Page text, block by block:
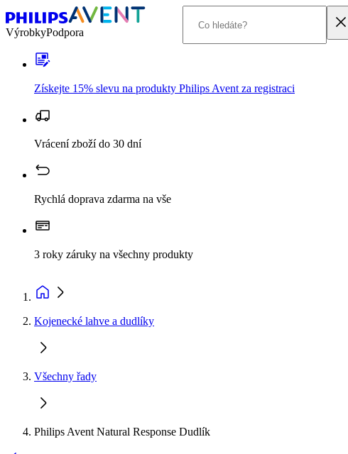
VýrobkyPodpora
Získejte 15% slevu na produkty Philips Avent za registraci
Vrácení zboží do 30 dní
Rychlá doprava zdarma na vše
3 roky záruky na všechny produkty
Kojenecké lahve a dudlíky
Všechny řady
Philips Avent Natural Response Dudlík